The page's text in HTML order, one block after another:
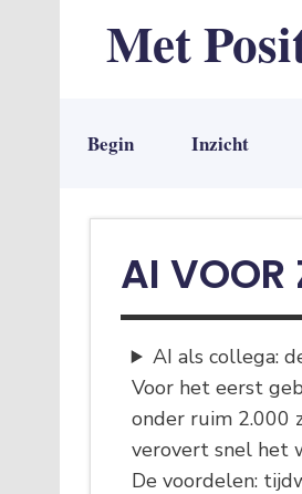
Met
Begin Inzicht
AI VOOR
AI als collega:
Voor het eerst
onder ruim 2.000
verovert snel het
De voordelen: